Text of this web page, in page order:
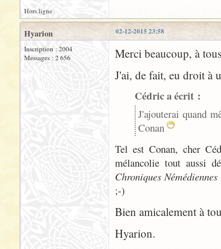
Hors ligne
02-12-2015 23:58
Hyarion
Inscription : 2004
Messages : 2 656
Merci beaucoup, à
J'ai, de fait, eu droit à
Cédric a écrit :
J'ajouterai quand
Conan
Tel est Conan, cher
mélancolie tout aussi
Chroniques Némédiennes
;-)
Bien amicalement à
Hyarion.